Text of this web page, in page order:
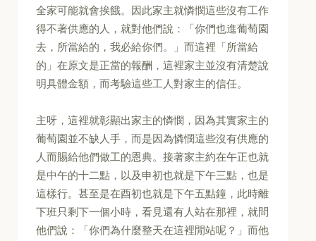
全家可能就會挨餓。因此家主就憐憫這些沒有工作
得不著供應的人，就對他們說：「你們也進葡萄園
去，所當給的，我必給你們。」而這裡「所當給
的」在原文是正當的報酬，這裡家主並沒有清楚說
明具體金額，而考驗這些工人對家主的信任。
主呀，這裡就彰顯出家主的憐憫，因為其實家主的
葡萄園並不缺人手，而是因為憐憫這些沒有供應的
人而賜給他們做工的恩典。接著家主約在午正也就
是中午的十二點，以及申初也就是下午三點，也是
這樣行。甚至是在酉初也就是下午五點鐘，此時離
下班只剩下一個小時，看見還有人站在那裡，就問
他們說：「你們為什麼整天在這裡閒站呢？」而他